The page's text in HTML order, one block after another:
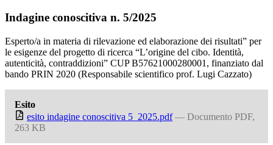
Indagine conoscitiva n. 5/2025
Esperto/a in materia di rilevazione ed elaborazione dei risultati” per
le esigenze del progetto di ricerca “L’origine del cibo. Identità,
autenticità, contraddizioni” CUP B57621000280001, finanziato dal
bando PRIN 2020 (Responsabile scientifico prof. Lugi Cazzato)
Esito
esito indagine conoscitiva 5_2025.pdf — Documento PDF,
263 KB